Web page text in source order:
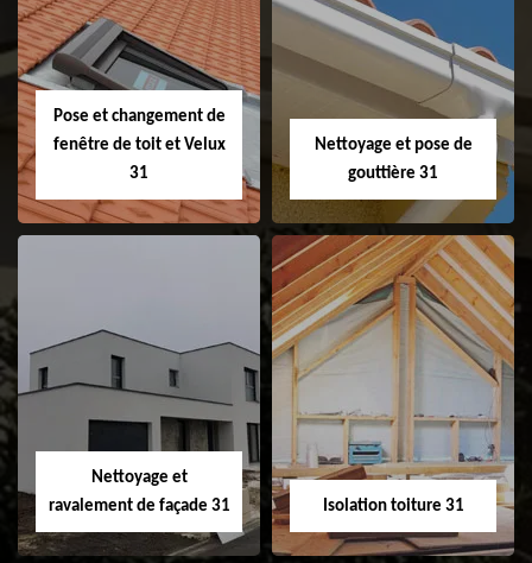
Couvreur 31
Etanchéité de
faitage et faitière
31
Pose et changement de
fenêtre de toit et Velux
31
Pose et
changement de
fenêtre de toit et
Velux 31
Nettoyage et pose de
gouttière 31
Nettoyage et pose
Nettoyage et
ravalement de façade 31
Isolation toiture 31